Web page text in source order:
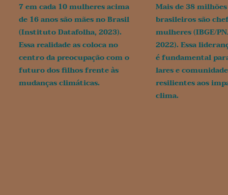
7 em cada 10 mulheresacima
de 16 anos são mães no Brasil
(Instituto Datafolha, 2023).
Essa realidade as coloca no
centro da preocupação com o
futuro dos filhos frente às
mudanças climáticas.
Mais de 38 milhões
brasileiros são
mulheres (IBGE/
2022). Essa
é fundamental
lares e
resilientes aos
clima.